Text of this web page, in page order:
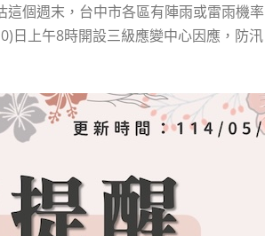
這個週末，台中市各區有陣雨或雷雨機率
日上午8時開設三級應變中心因應，防汛